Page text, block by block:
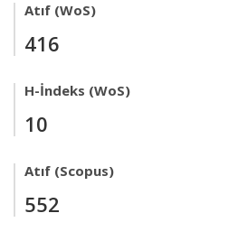
Atıf (WoS)
416
H-İndeks (WoS)
10
Atıf (Scopus)
552